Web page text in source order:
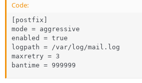
Code:
[postfix]
mode = aggressive
enabled = true
logpath = /var/log/mail.log
maxretry = 3
bantime = 999999